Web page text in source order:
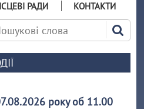
РАДИ КОНТАКТИ
року об 11.00